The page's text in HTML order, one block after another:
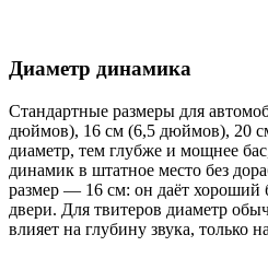
Диаметр динамика
Стандартные размеры для
дюймов), 16 см (6,5 дюймов), 20
диаметр, тем глубже и мощнее
динамик в штатное место без
размер — 16 см: он даёт хороший
двери. Для твитеров диаметр
влияет на глубину звука, только